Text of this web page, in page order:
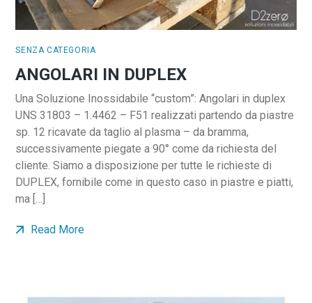
SENZA CATEGORIA
ANGOLARI IN DUPLEX
Una Soluzione Inossidabile “custom”: Angolari in duplex
UNS 31803 – 1.4462 – F51 realizzati partendo da piastre
sp. 12 ricavate da taglio al plasma – da bramma,
successivamente piegate a 90° come da richiesta del
cliente. Siamo a disposizione per tutte le richieste di
DUPLEX, fornibile come in questo caso in piastre e piatti,
ma […]
Read More